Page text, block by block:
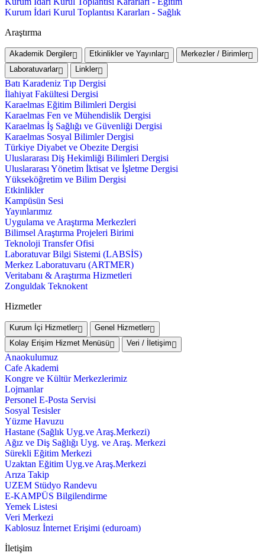
Kurum İdari Kurul Toplantısı Kararları - Sağlık
Araştırma
Akademik Dergiler Etkinlikler ve Yayınlar
Merkezler / Birimler
Laboratuvarlar
Linkler
Batı Karadeniz Tıp Dergisi
İlahiyat Fakültesi Dergisi
Karaelmas Eğitim Bilimleri Dergisi
Karaelmas Fen ve Mühendislik Dergisi
Karaelmas İş Sağlığı ve Güvenliği Dergisi
Karaelmas Sosyal Bilimler Dergisi
Türkiye Diyabet ve Obezite Dergisi
Uluslararası Diş Hekimliği Bilimleri Dergisi
Uluslararası Yönetim İktisat ve İşletme Dergisi
Yükseköğretim ve Bilim Dergisi
Etkinlikler
Kampüsün Sesi
Yayınlarımız
Uygulama ve Araştırma Merkezleri
Bilimsel Araştırma Projeleri Birimi
Teknoloji Transfer Ofisi
Laboratuvar Bilgi Sistemi (LABSİS)
Merkez Laboratuvaru (ARTMER)
Veritabanı & Araştırma Hizmetleri
Zonguldak Teknokent
Hizmetler
Kurum İçi Hizmetler
Genel Hizmetler
Kolay Erişim Hizmet Menüsü
Veri / İletişim
Anaokulumuz
Cafe Akademi
Kongre ve Kültür Merkezlerimiz
Lojmanlar
Personel E-Posta Servisi
Sosyal Tesisler
Yüzme Havuzu
Hastane (Sağlık Uyg.ve Araş.Merkezi)
Ağız ve Diş Sağlığı Uyg. ve Araş. Merkezi
Sürekli Eğitim Merkezi
Uzaktan Eğitim Uyg.ve Araş.Merkezi
Arıza Takip
UZEM Stüdyo Randevu
E-KAMPÜS Bilgilendirme
Yemek Listesi
Veri Merkezi
Kablosuz İnternet Erişimi (eduroam)
İletişim